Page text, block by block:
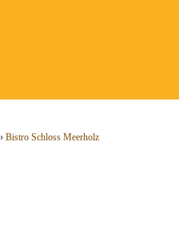
›Bistro Schloss Meerholz